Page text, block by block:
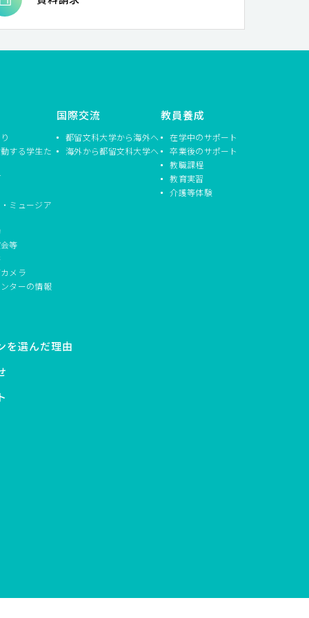
する学生た
ミュージア
等
メラ
ターの情報
国際交流
都留文科大学から海外へ
海外から都留文科大学へ
教員養成
在学中のサポート
卒業後のサポート
教職課程
教育実習
介護等体験
を選んだ理由